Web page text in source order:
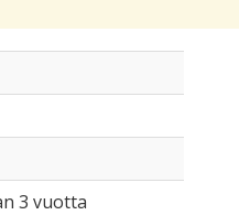
3 vuotta